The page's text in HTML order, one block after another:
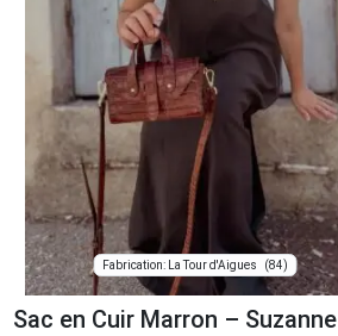
Fabrication: La Tour d'Aigues (84)
Sac en Cuir Marron – Suzanne